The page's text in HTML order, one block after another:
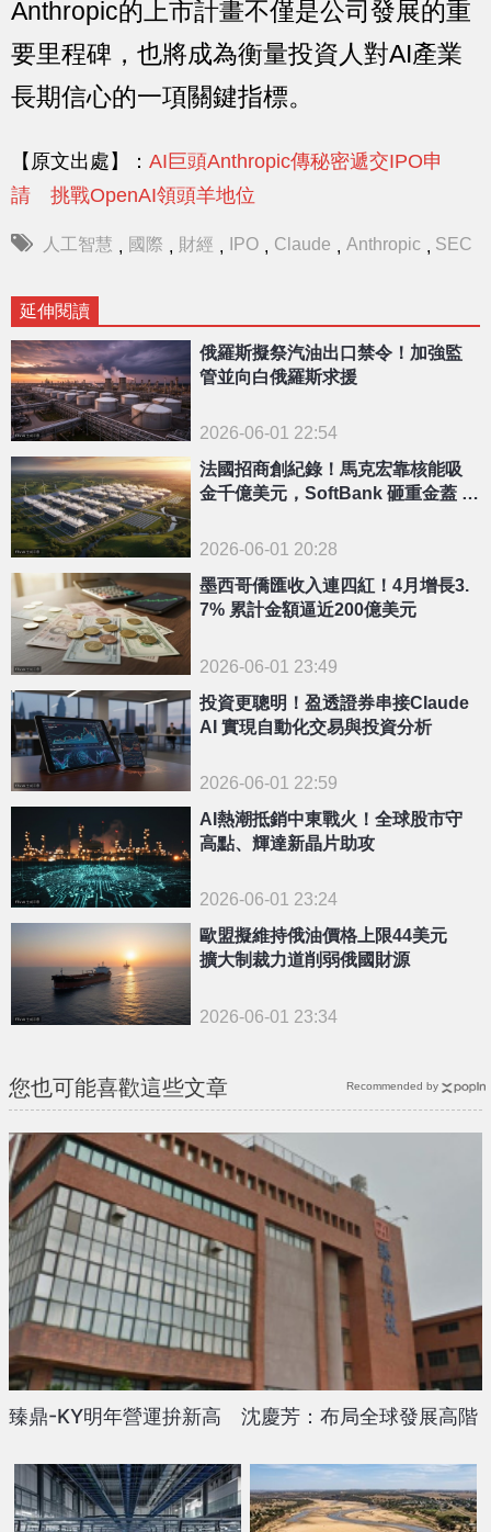
Anthropic的上市計畫不僅是公司發展的重
要里程碑，也將成為衡量投資人對AI產業
長期信心的一項關鍵指標。
【原文出處】： AI巨頭Anthropic傳秘密遞交IPO申
請 挑戰OpenAI領頭羊地位
人工智慧 , 國際 , 財經 , IPO , Claude , Anthropic , SEC
延伸閱讀
俄羅斯擬祭汽油出口禁令！加強監
管並向白俄羅斯求援
2026-06-01 22:54
法國招商創紀錄！馬克宏靠核能吸
金千億美元，SoftBank 砸重金蓋 AI
2026-06-01 20:28
墨西哥僑匯收入連四紅！4月增長3.
7% 累計金額逼近200億美元
2026-06-01 23:49
投資更聰明！盈透證券串接Claude
AI 實現自動化交易與投資分析
2026-06-01 22:59
AI熱潮抵銷中東戰火！全球股市守
高點、輝達新晶片助攻
2026-06-01 23:24
歐盟擬維持俄油價格上限44美元
擴大制裁力道削弱俄國財源
2026-06-01 23:34
您也可能喜歡這些文章
臻鼎-KY明年營運拚新高 沈慶芳：布局全球發展高階
Recommended by